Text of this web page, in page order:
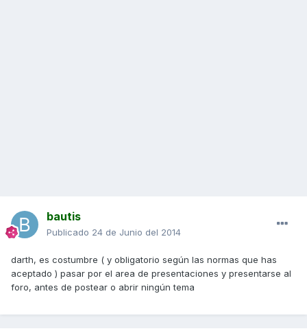
bautis
Publicado 24 de Junio del 2014
darth, es costumbre ( y obligatorio según las normas que has
aceptado ) pasar por el area de presentaciones y presentarse al
foro, antes de postear o abrir ningún tema